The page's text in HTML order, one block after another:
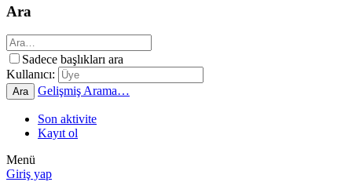
Ara
Sadece başlıkları ara
Kullanıcı:
Ara Gelişmiş Arama…
Son aktivite
Kayıt ol
Menü
Giriş yap